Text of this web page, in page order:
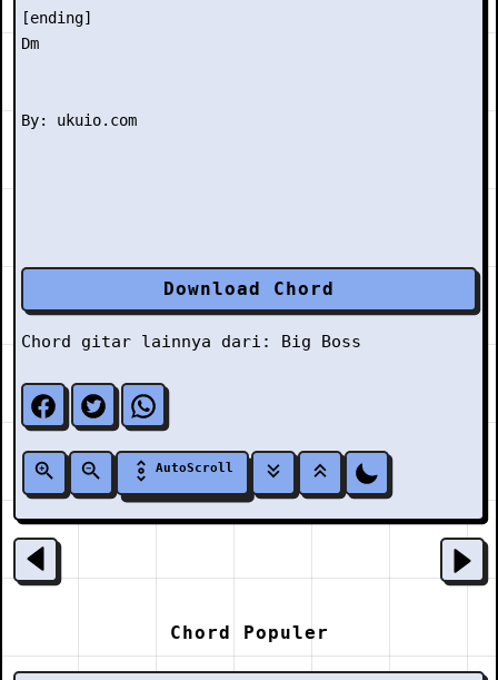
[ending]
Dm
Download Chord
Chord gitar lainnya dari: Big Boss
AutoScroll
Chord Populer